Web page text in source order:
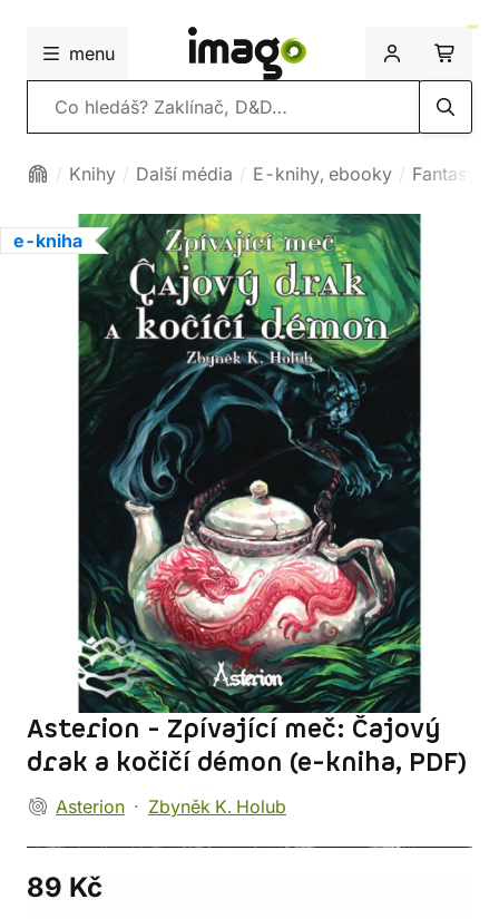
menu
Vyhledávání
Knihy Další média E-knihy, ebooky Fantasy
e-kniha
Asterion - Zpívající meč: Čajový
drak a kočičí démon (e-kniha, PDF)
Asterion Zbyněk K. Holub
89 Kč